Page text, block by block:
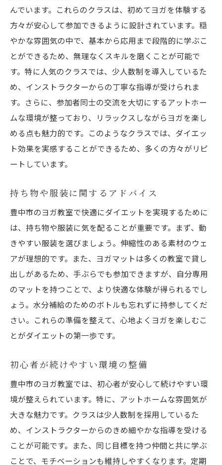
んでいます。これらのクラスは、初めてヨガを体験する
方々が安心して参加できるように設計されています。穏
やかな雰囲気の中で、基本から応用まで段階的に学ぶこ
とができるため、無理なくスキルを磨くことが可能で
す。特に人気のクラスでは、少人数制を導入しているた
め、インストラクターからの丁寧な指導が受けられま
す。さらに、参加者同士の交流を大切にするアットホー
ムな環境が整っており、リラックスしながらヨガを楽し
める点も魅力的です。このようなクラスでは、ダイエッ
ト効果を実感することができるため、多くの方々がリピ
ートしています。
持ち物や服装に関するアドバイス
豊中市のヨガ教室で快適にダイエットを実現するために
は、持ち物や服装に気を配ることが重要です。まず、動
きやすい服装を選びましょう。伸縮性のある素材のウェ
アが理想的です。また、ヨガマットは多くの教室で貸し
出しがあるため、手ぶらでも参加できますが、自分専用
のマットを持つことで、より快適な体験が得られるでし
ょう。水分補給のためのボトルも忘れずに持参してくだ
さい。これらの準備を整えて、心地よくヨガを楽しむこ
とがダイエットの第一歩です。
初心者が続けやすい環境の整備
豊中市のヨガ教室では、初心者が安心して続けやすい環
境が整えられています。特に、アットホームな雰囲気が
大きな魅力です。クラスは少人数制を採用しているた
め、インストラクターからのきめ細やかな指導を受ける
ことが可能です。また、同じ目標を持つ仲間と共に学ぶ
ことで、モチベーションも維持しやすくなります。定期